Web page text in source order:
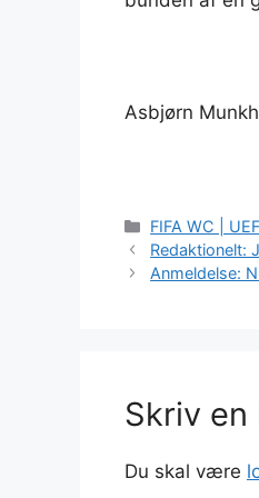
Asbjørn
Kategorier
FIFA WC |
Redaktionelt:
Anmeldelse:
Skriv en
Du skal være